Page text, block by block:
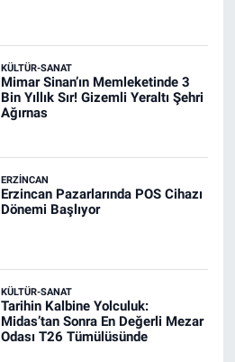
KÜLTÜR-SANAT
Mimar Sinan’ın Memleketinde 3
Bin Yıllık Sır! Gizemli Yeraltı Şehri
Ağırnas
ERZINCAN
Erzincan Pazarlarında POS Cihazı
Dönemi Başlıyor
KÜLTÜR-SANAT
Tarihin Kalbine Yolculuk:
Midas’tan Sonra En Değerli Mezar
Odası T26 Tümülüsünde